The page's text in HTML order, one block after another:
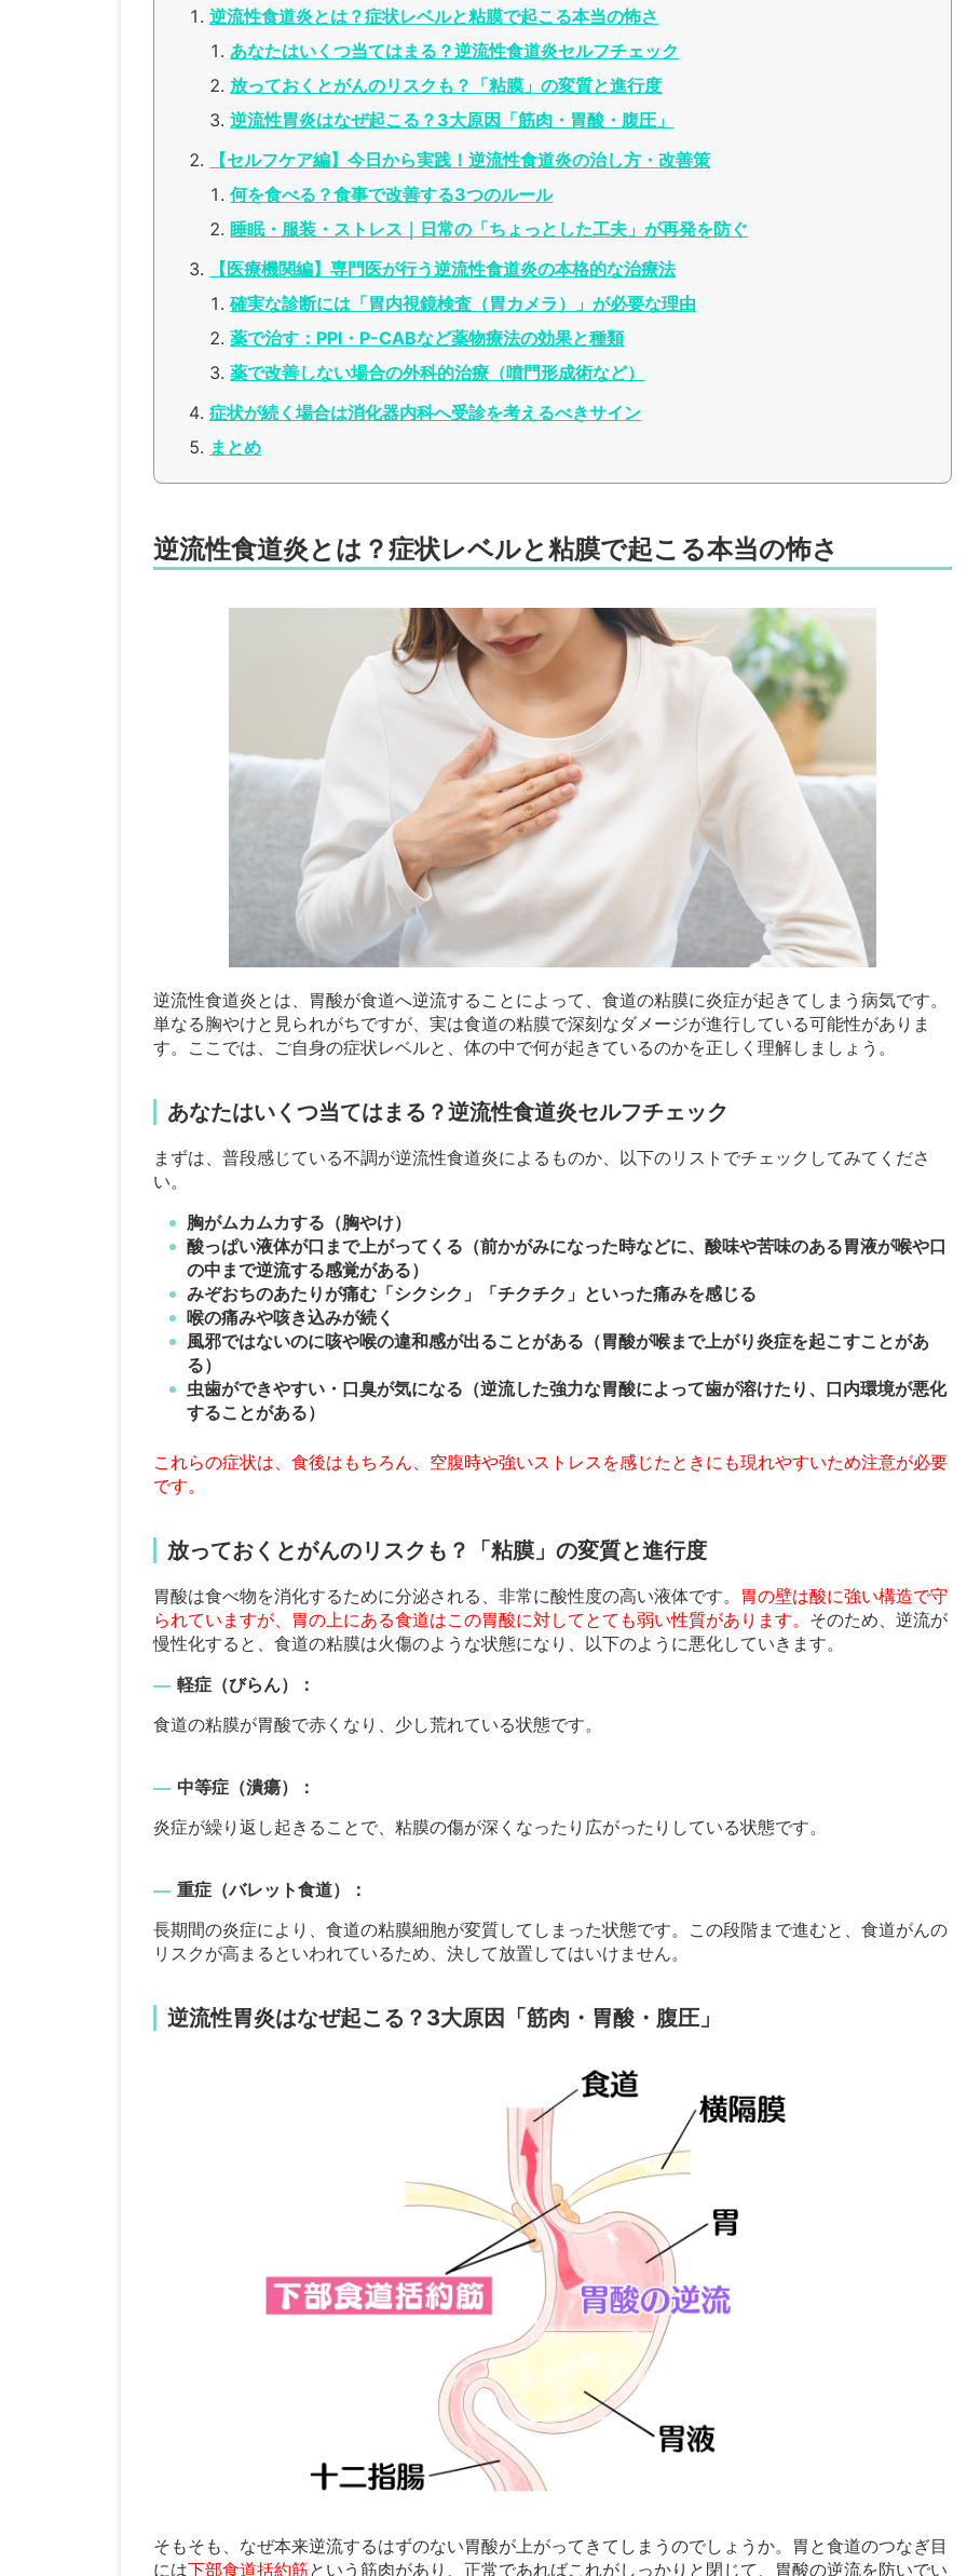
逆流性食道炎とは？症状レベルと粘膜で起こる本当の怖さ
あなたはいくつ当てはまる？逆流性食道炎セルフチェック
放っておくとがんのリスクも？「粘膜」の変質と進行度
逆流性胃炎はなぜ起こる？3大原因「筋肉・胃酸・腹圧」
【セルフケア編】今日から実践！逆流性食道炎の治し方・改善策
何を食べる？食事で改善する3つのルール
睡眠・服装・ストレス｜日常の「ちょっとした工夫」が再発を防ぐ
【医療機関編】専門医が行う逆流性食道炎の本格的な治療法
確実な診断には「胃内視鏡検査（胃カメラ）」が必要な理由
薬で治す：PPI・P-CABなど薬物療法の効果と種類
薬で改善しない場合の外科的治療（噴門形成術など）
症状が続く場合は消化器内科へ受診を考えるべきサイン
まとめ
逆流性食道炎とは？症状レベルと粘膜で起こる本当の怖さ
逆流性食道炎とは、胃酸が食道へ逆流することによって、食道の粘膜に炎症が起きてしまう病気です。
単なる胸やけと見られがちですが、実は食道の粘膜で深刻なダメージが進行している可能性がありま
す。ここでは、ご自身の症状レベルと、体の中で何が起きているのかを正しく理解しましょう。
あなたはいくつ当てはまる？逆流性食道炎セルフチェック
まずは、普段感じている不調が逆流性食道炎によるものか、以下のリストでチェックしてみてくださ
い。
胸がムカムカする（胸やけ）
酸っぱい液体が口まで上がってくる（前かがみになった時などに、酸味や苦味のある胃液が喉や口
の中まで逆流する感覚がある）
みぞおちのあたりが痛む「シクシク」「チクチク」といった痛みを感じる
喉の痛みや咳き込みが続く
風邪ではないのに咳や喉の違和感が出ることがある（胃酸が喉まで上がり炎症を起こすことがあ
る）
虫歯ができやすい・口臭が気になる（逆流した強力な胃酸によって歯が溶けたり、口内環境が悪化
することがある）
これらの症状は、食後はもちろん、空腹時や強いストレスを感じたときにも現れやすいため注意が必要
です。
放っておくとがんのリスクも？「粘膜」の変質と進行度
胃酸は食べ物を消化するために分泌される、非常に酸性度の高い液体です。 胃の壁は酸に強い構造で守
られていますが、胃の上にある食道はこの胃酸に対してとても弱い性質があります。 そのため、逆流が
慢性化すると、食道の粘膜は火傷のような状態になり、以下のように悪化していきます。
軽症（びらん）：
食道の粘膜が胃酸で赤くなり、少し荒れている状態です。
中等症（潰瘍）：
炎症が繰り返し起きることで、粘膜の傷が深くなったり広がったりしている状態です。
重症（バレット食道）：
長期間の炎症により、食道の粘膜細胞が変質してしまった状態です。この段階まで進むと、食道がんの
リスクが高まるといわれているため、決して放置してはいけません。
逆流性胃炎はなぜ起こる？3大原因「筋肉・胃酸・腹圧」
そもそも、なぜ本来逆流するはずのない胃酸が上がってきてしまうのでしょうか。胃と食道のつなぎ目
には下部食道括約筋という筋肉があり、正常であればこれがしっかりと閉じて、胃酸の逆流を防いでい